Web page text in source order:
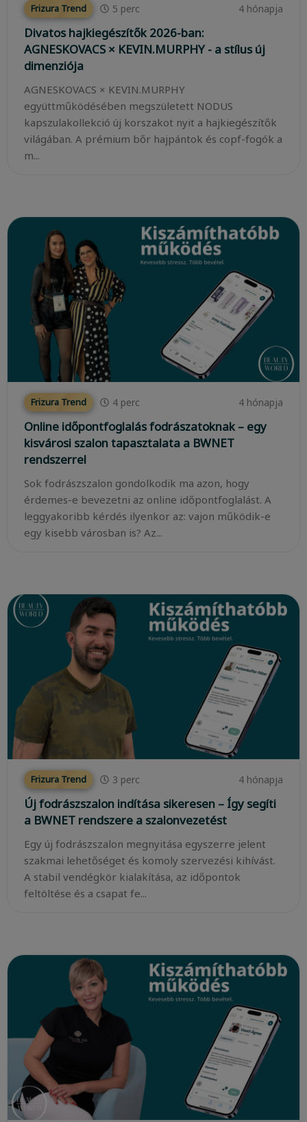
Frizura Trend 5 perc 4 hónapja
Divatos hajkiegészítők 2026-ban:
AGNESKOVACS × KEVIN.MURPHY - a stílus új
dimenziója
AGNESKOVACS × KEVIN.MURPHY
együttműködésében megszületett NODUS
kapszulakollekció új korszakot nyit a hajkiegészítők
világában. A prémium bőr hajpántok és copf-fogók a
m...
Frizura Trend 4 perc 4 hónapja
Online időpontfoglalás fodrászatoknak – egy
kisvárosi szalon tapasztalata a BWNET
rendszerrel
Sok fodrászszalon gondolkodik ma azon, hogy
érdemes-e bevezetni az online időpontfoglalást. A
leggyakoribb kérdés ilyenkor az: vajon működik-e
egy kisebb városban is? Az...
Frizura Trend 3 perc 4 hónapja
Új fodrászszalon indítása sikeresen – Így segíti
a BWNET rendszere a szalonvezetést
Egy új fodrászszalon megnyitása egyszerre jelent
szakmai lehetőséget és komoly szervezési kihívást.
A stabil vendégkör kialakítása, az időpontok
feltöltése és a csapat fe...